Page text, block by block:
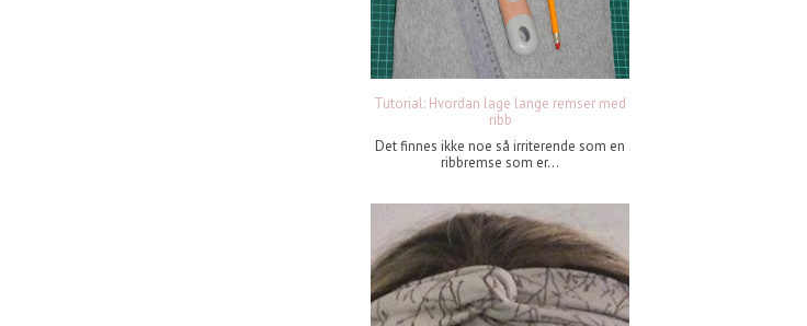
Tutorial: Hvordan lage lange remser med
ribb
Det finnes ikke noe så irriterende som en
ribbremse som er...